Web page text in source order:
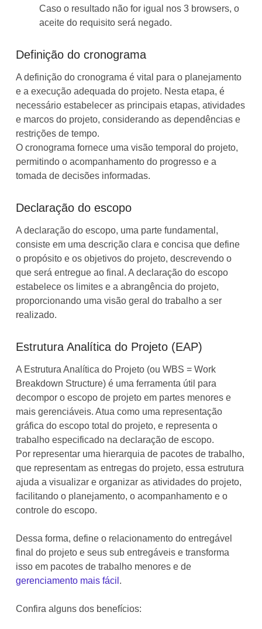
Caso o resultado não for igual nos 3 browsers, o
aceite do requisito será negado.
Definição do cronograma
A definição do cronograma é vital para o planejamento
e a execução adequada do projeto. Nesta etapa, é
necessário estabelecer as principais etapas, atividades
e marcos do projeto, considerando as dependências e
restrições de tempo.
O cronograma fornece uma visão temporal do projeto,
permitindo o acompanhamento do progresso e a
tomada de decisões informadas.
Declaração do escopo
A declaração do escopo, uma parte fundamental,
consiste em uma descrição clara e concisa que define
o propósito e os objetivos do projeto, descrevendo o
que será entregue ao final. A declaração do escopo
estabelece os limites e a abrangência do projeto,
proporcionando uma visão geral do trabalho a ser
realizado.
Estrutura Analítica do Projeto (EAP)
A Estrutura Analítica do Projeto (ou WBS = Work
Breakdown Structure) é uma ferramenta útil para
decompor o escopo de projeto em partes menores e
mais gerenciáveis. Atua como uma representação
gráfica do escopo total do projeto, e representa o
trabalho especificado na declaração de escopo.
Por representar uma hierarquia de pacotes de trabalho,
que representam as entregas do projeto, essa estrutura
ajuda a visualizar e organizar as atividades do projeto,
facilitando o planejamento, o acompanhamento e o
controle do escopo.
Dessa forma, define o relacionamento do entregável
final do projeto e seus sub entregáveis e transforma
isso em pacotes de trabalho menores e de
gerenciamento mais fácil .
Confira alguns dos benefícios: